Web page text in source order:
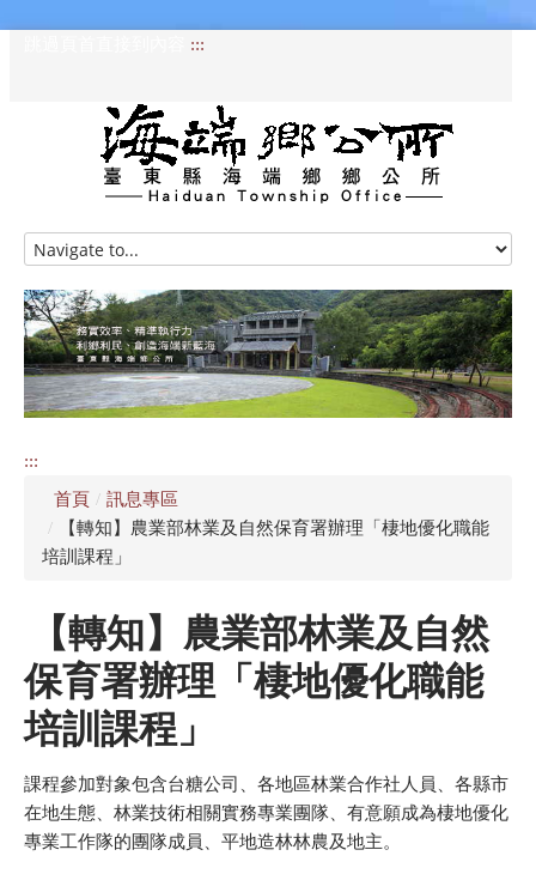
:::
HOME
訊息專區
認識海端
公所介紹
資訊公開專區
:::
首頁 / 訊息專區
/
【轉知】農業部林業及自然保育署辦理「棲地優化職能
培訓課程」
【轉知】農業部林業及自然
保育署辦理「棲地優化職能
培訓課程」
課程參加對象包含台糖公司、各地區林業合作社人員、各縣市
在地生態、林業技術相關實務專業團隊、有意願成為棲地優化
專業工作隊的團隊成員、平地造林林農及地主。